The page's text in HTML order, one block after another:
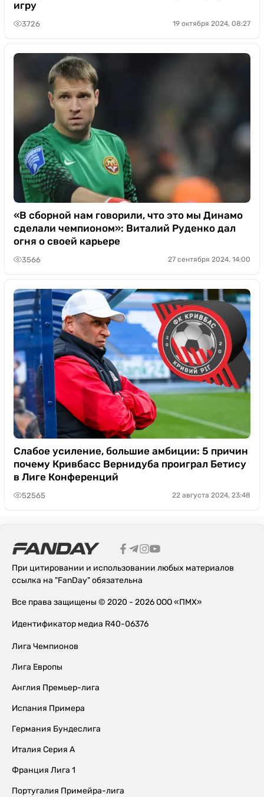
игру
3726 19 октября 2024, 08:27
«В сборной нам говорили, что это мы Динамо
сделали чемпионом»: Виталий Руденко дал
огня о своей карьере
3566 27 сентября 2024, 14:00
Слабое усиление, большие амбиции: 5 причин
почему Кривбасс Вернидуба проиграл Бетису
в Лиге Конференций
52565 22 августа 2024, 23:48
При цитировании и использовании любых материалов
ссылка на "FanDay" обязательна
Все права защищены © 2020 - 2026 ООО «ПМХ»
Идентификатор медиа R40-06376
Лига Чемпионов
Лига Европы
Англия Премьер-лига
Испания Примера
Германия Бундеслига
Италия Серия А
Франция Лига 1
Португалия Примейра-лига